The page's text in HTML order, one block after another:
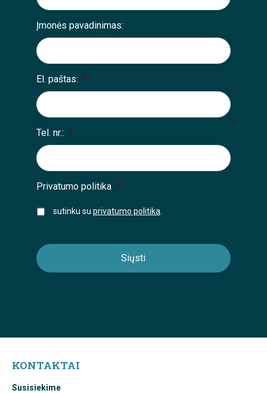
Įmonės pavadinimas:
El. paštas: *
Tel. nr.: *
Privatumo politika *
sutinku su privatumo politika
KONTAKTAI
Susisiekime